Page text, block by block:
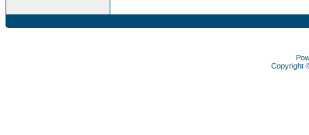
Copyright